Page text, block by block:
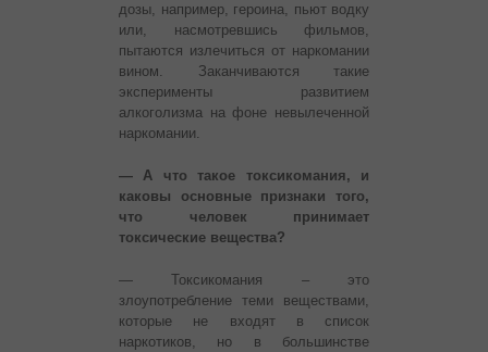
дозы, например, героина, пьют водку
или, насмотревшись фильмов,
пытаются излечиться от наркомании
вином. Заканчиваются такие
эксперименты развитием
алкоголизма на фоне невылеченной
наркомании.
— А что такое токсикомания, и
каковы основные признаки того,
что человек принимает
токсические вещества?
— Токсикомания – это
злоупотребление теми веществами,
которые не входят в список
наркотиков, но в большинстве